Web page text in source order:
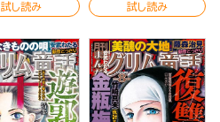
試し読み 試し読み